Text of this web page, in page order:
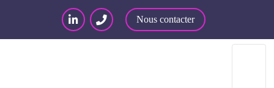
Nous contacter